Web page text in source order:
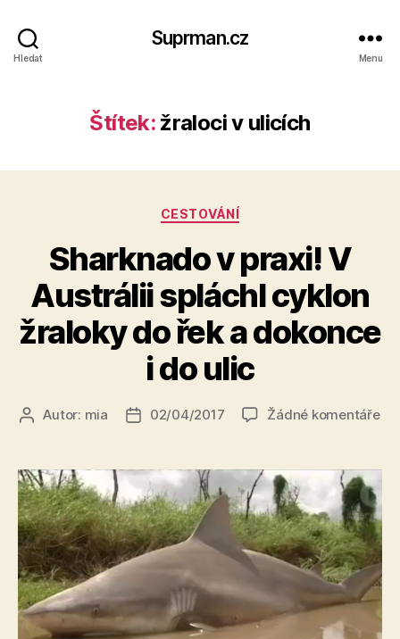
Hledat
Suprman.cz
Menu
Štítek: žraloci v ulicích
Rubriky
CESTOVÁNÍ
Sharknado v praxi! V
Austrálii spláchl cyklon
žraloky do řek a dokonce
i do ulic
AutorAutor: mia
Datum
02/04/2017 Žádné komentářeu
V